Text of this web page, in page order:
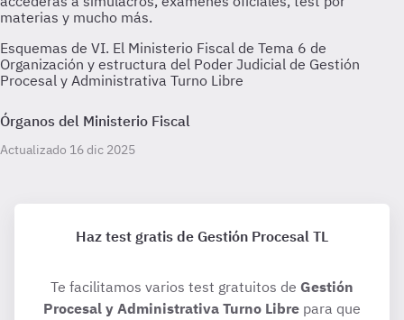
Esquemas de VI. El Ministerio Fiscal de Tema 6 de
Organización y estructura del Poder Judicial de Gestión
Procesal y Administrativa Turno Libre
Órganos del Ministerio Fiscal
Actualizado 16 dic 2025
Haz test gratis de Gestión Procesal TL
Te facilitamos varios test gratuitos de Gestión
Procesal y Administrativa Turno Libre para que